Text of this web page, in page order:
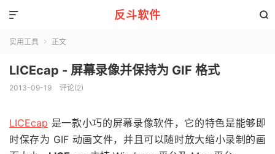
反斗软件 

实用工具  正文
LICEcap - 屏幕录像并保持为 GIF 格式
2013-09-19 评论(2)
LICEcap 是一款小巧的屏幕录像软件，它的特色是能够即
时保存为 GIF 动画文件，并且可以随时放大缩小录制的画